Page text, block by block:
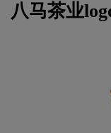
八马茶业